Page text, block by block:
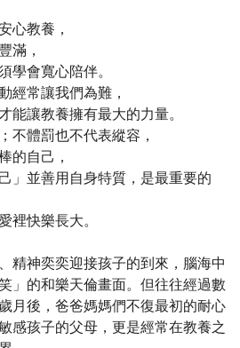
教養，
滿，
會寬心陪伴。
常讓我們為難，
讓教養擁有最大的力量。
體罰也不代表縱容，
自己，
並善用自身特質，是最重要的
快樂長大。
神奕奕迎接孩子的到來，腦海中
」的和樂天倫畫面。但往往經過數
月後，爸爸媽媽們不復最初的耐心
感孩子的父母，更是經常在教養之